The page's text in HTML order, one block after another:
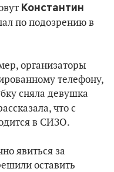
Константин
по подозрению в
организаторы
телефону,
сняла девушка
что с
в СИЗО.
явиться за
оставить